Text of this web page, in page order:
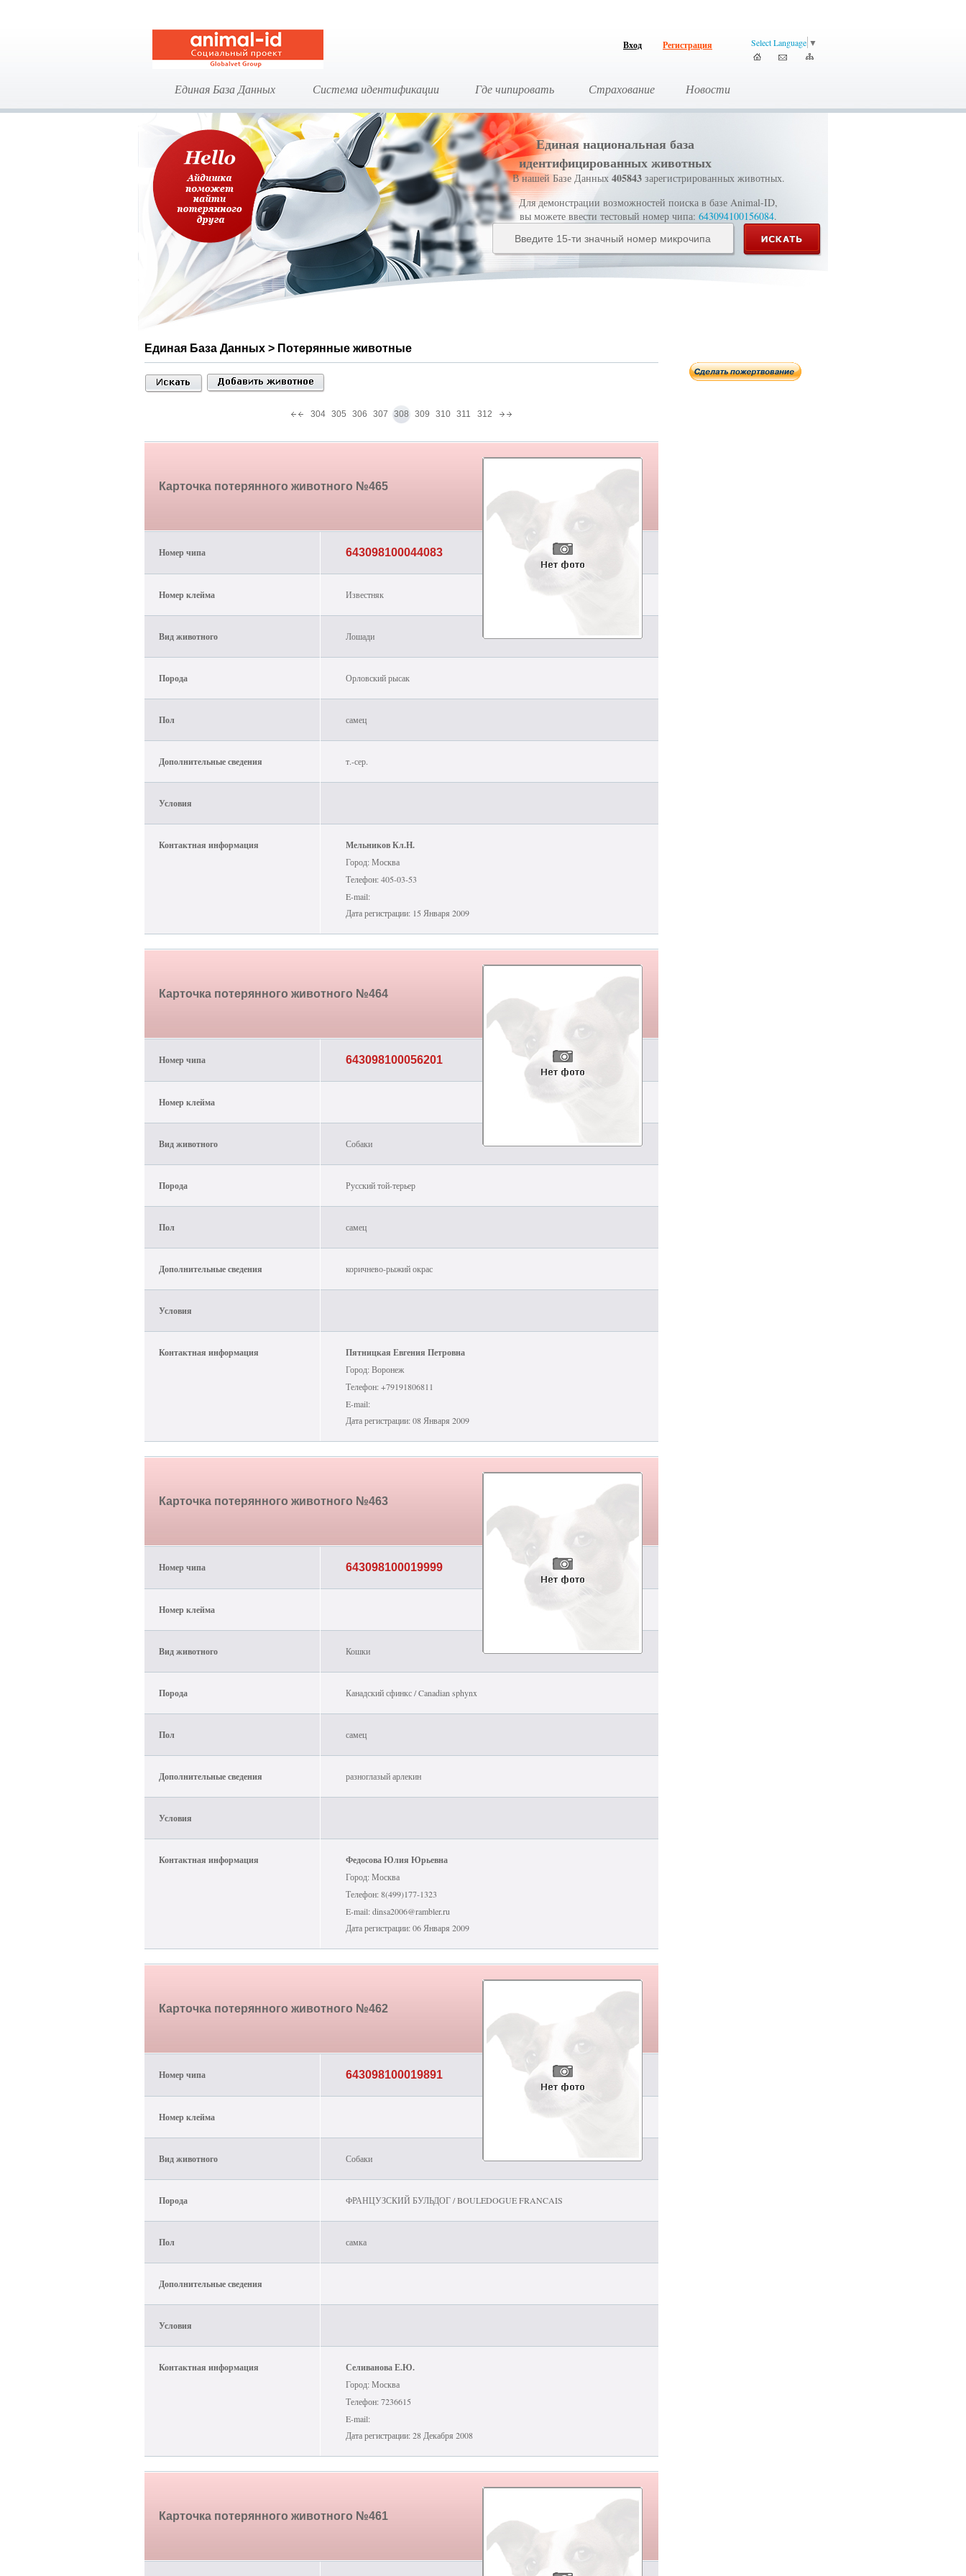
Вход Регистрация Select Language ▼
Единая База Данных Система идентификации Где чипировать Страхование Новости
Единая национальная база
идентифицированных животных
В нашей Базе Данных 405843зарегистрированных животных.
Для демонстрации возможностей поиска в базе Animal-ID,
вы можете ввести тестовый номер чипа: 643094100156084.
Единая База Данных > Потерянные животные
304 305 306 307 308 309 310 311 312
Карточка потерянного животного №465
Номер чипа 643098100044083
Номер клейма Известняк
Вид животного Лошади
Порода Орловский рысак
Пол самец
Дополнительные сведения т.-сер.
Условия
Контактная информация Мельников Кл.Н.
Город: Москва
Телефон: 405-03-53
E-mail:
Дата регистрации: 15 Января 2009
Карточка потерянного животного №464
Номер чипа 643098100056201
Номер клейма
Вид животного Собаки
Порода Русский той-терьер
Пол самец
Дополнительные сведения коричнево-рыжий окрас
Условия
Контактная информация Пятницкая Евгения Петровна
Город: Воронеж
Телефон: +79191806811
E-mail:
Дата регистрации: 08 Января 2009
Карточка потерянного животного №463
Номер чипа 643098100019999
Номер клейма
Вид животного Кошки
Порода Канадский сфинкс / Canadian sphynx
Пол самец
Дополнительные сведения разноглазый арлекин
Условия
Контактная информация Федосова Юлия Юрьевна
Город: Москва
Телефон: 8(499)177-1323
E-mail: dinsa2006@rambler.ru
Дата регистрации: 06 Января 2009
Карточка потерянного животного №462
Номер чипа 643098100019891
Номер клейма
Вид животного Собаки
Порода ФРАНЦУЗСКИЙ БУЛЬДОГ / BOULEDOGUE FRANCAIS
Пол самка
Дополнительные сведения
Условия
Контактная информация Селиванова Е.Ю.
Город: Москва
Телефон: 7236615
E-mail:
Дата регистрации: 28 Декабря 2008
Карточка потерянного животного №461